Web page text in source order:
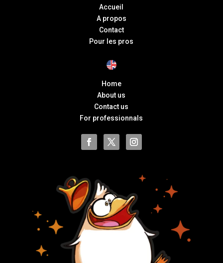
Accueil
A propos
Contact
Pour les pros
Home
About us
Contact us
For professionnals